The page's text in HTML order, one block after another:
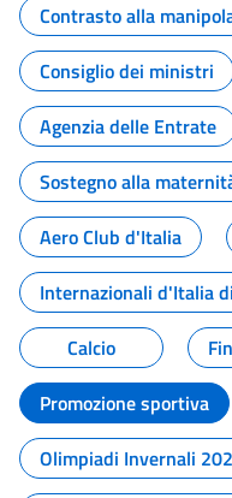
Contrasto alla
Consiglio dei ministri
Agenzia delle Entrate
Sostegno alla
Aero Club d'Italia
Internazionali d'Italia
Calcio
Promozione sportiva
Olimpiadi Invernali